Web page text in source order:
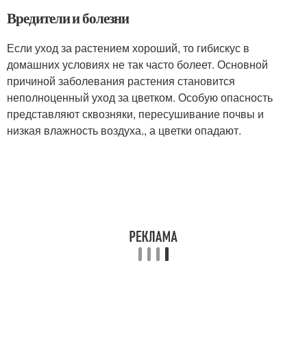
Вредители и болезни
Если уход за растением хороший, то гибискус в
домашних условиях не так часто болеет. Основной
причиной заболевания растения становится
неполноценный уход за цветком. Особую опасность
представляют сквозняки, пересушивание почвы и
низкая влажность воздуха., а цветки опадают.